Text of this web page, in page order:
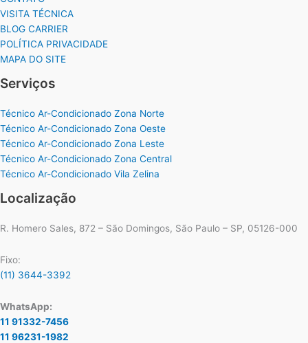
VISITA TÉCNICA
BLOG CARRIER
POLÍTICA PRIVACIDADE
MAPA DO SITE
Serviços
Técnico Ar-Condicionado Zona Norte
Técnico Ar-Condicionado Zona Oeste
Técnico Ar-Condicionado Zona Leste
Técnico Ar-Condicionado Zona Central
Técnico Ar-Condicionado Vila Zelina
Localização
R. Homero Sales, 872 – São Domingos, São Paulo – SP, 05126-000
Fixo:
(11) 3644-3392
WhatsApp:
11 91332-7456
11 96231-1982